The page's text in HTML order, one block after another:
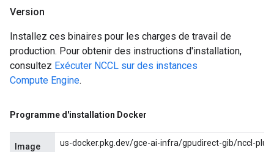
Version
Installez ces binaires pour les charges de travail de
production. Pour obtenir des instructions d'installation,
consultez Exécuter NCCL sur des instances
Compute Engine.
Programme d'installation Docker
Image us-docker.pkg.dev/gce-ai-infra/gpudirect-gib/nccl-